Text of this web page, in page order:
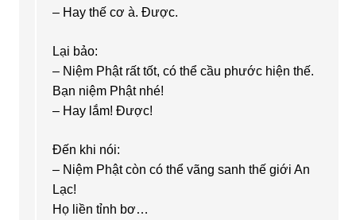
– Hay thế cơ à. Được.
Lại bảo:
– Niệm Phật rất tốt, có thể cầu phước hiện thế.
Bạn niệm Phật nhé!
– Hay lắm! Được!
Đến khi nói:
– Niệm Phật còn có thể vãng sanh thế giới An
Lạc!
Họ liền tỉnh bơ…